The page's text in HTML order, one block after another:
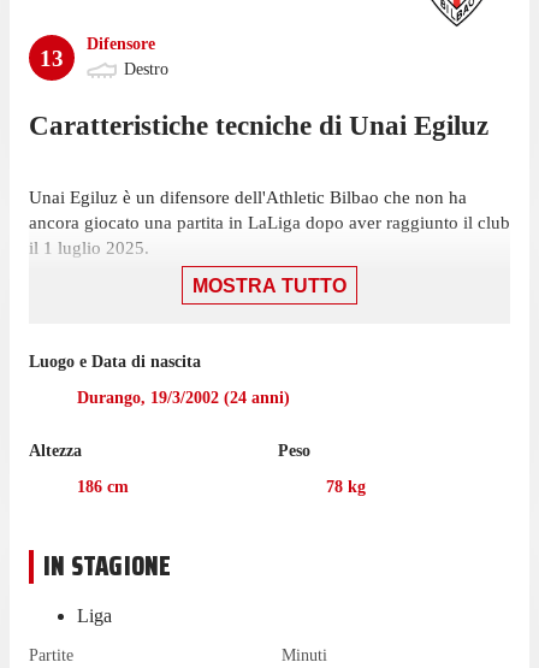
13
Difensore
Destro
Caratteristiche tecniche di Unai Egiluz
Unai Egiluz è un difensore dell'Athletic Bilbao che non ha
ancora giocato una partita in LaLiga dopo aver raggiunto il club
il 1 luglio 2025.
Nella passata stagione di Segunda División Egiluz ha giocato
Egiluz è tornato a giocare per l'Athletic Bilbao nel luglio 2025
collezionato 32 presenze in campionato.
MOSTRA TUTTO
Luogo e Data di nascita
Durango, 19/3/2002 (24 anni)
Altezza
186 cm
Peso
78 kg
IN STAGIONE
Liga
Partite Minuti